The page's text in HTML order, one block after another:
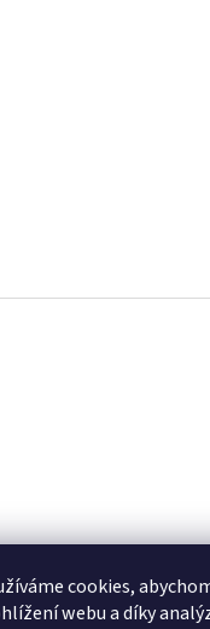
cookies,
webu a díky